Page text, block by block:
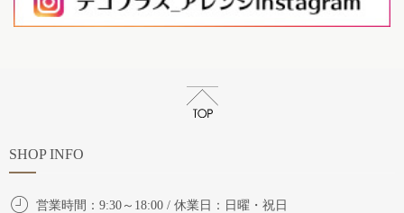
SHOP INFO
営業時間：9:30～18:00 / 休業日：日曜・祝日